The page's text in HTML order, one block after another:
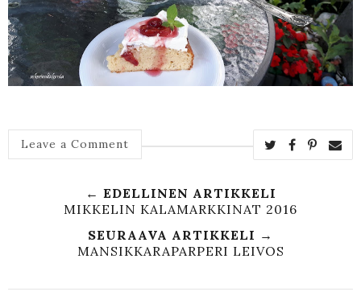
Leave a Comment
← EDELLINEN ARTIKKELI
MIKKELIN KALAMARKKINAT 2016
SEURAAVA ARTIKKELI →
MANSIKKARAPARPERI LEIVOS